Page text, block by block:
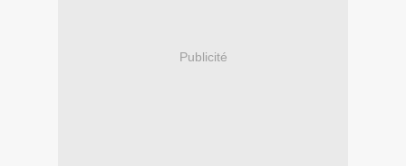
Publicité